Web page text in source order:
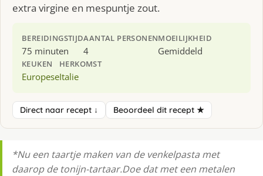
extra virgine en mespuntje zout.
BEREIDINGSTIJD
75 minuten
AANTAL PERSONEN
4
MOEILIJKHEID
Gemiddeld
KEUKEN
Europese
HERKOMST
Italie
Direct naar recept ↓ Beoordeel dit recept ★
*Nu een taartje maken van de venkelpasta met
daarop de tonijn-tartaar.Doe dat met een metalen